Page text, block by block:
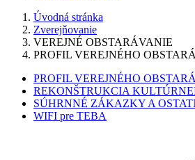
Úvodná stránka
Zverejňovanie
VEREJNÉ OBSTARÁVANIE
PROFIL VEREJNÉHO
PROFIL VEREJNÉHO
REKONŠTRUKCIA
SÚHRNNÉ ZÁKAZKY A
WIFI pre TEBA